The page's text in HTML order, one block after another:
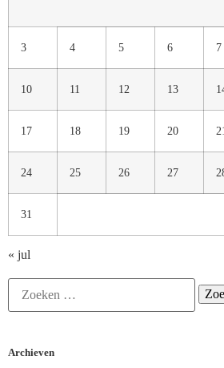
3 4 5 6 7
10 11 12 13
17 18 19 20
24 25 26 27
31
« jul
Archieven